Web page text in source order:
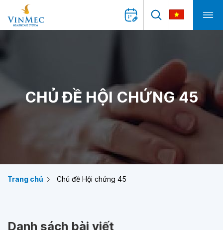
CHỦ ĐỀ HỘI CHỨNG 45
Trang chủ Chủ đề Hội chứng 45
Danh sách bài viết